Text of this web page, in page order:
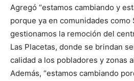
Agregó “estamos cambiando y
porque ya en comunidades como
gestionamos la remoción del
Las Placetas, donde se brindan
calidad a los pobladores y zonas
Además, “estamos cambiando